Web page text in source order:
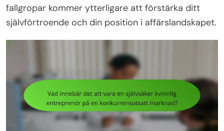
fallgropar kommer ytterligare att förstärka ditt
självförtroende och din position i affärslandskapet.